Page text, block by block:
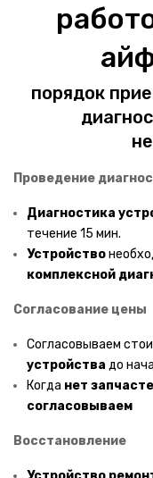
Кухонные
Кофеварки
Кулеры для воды
Стиральные
КОМНАТНАЯ
Ароматные
Световые
Утюги
Часы и
порядок
Проведение
Диагностика
течение 15 мин.
Устройство
комплексной
Согласование цены
Согласовываем
устройства до
Когда нет
согласовываем
Восстановление